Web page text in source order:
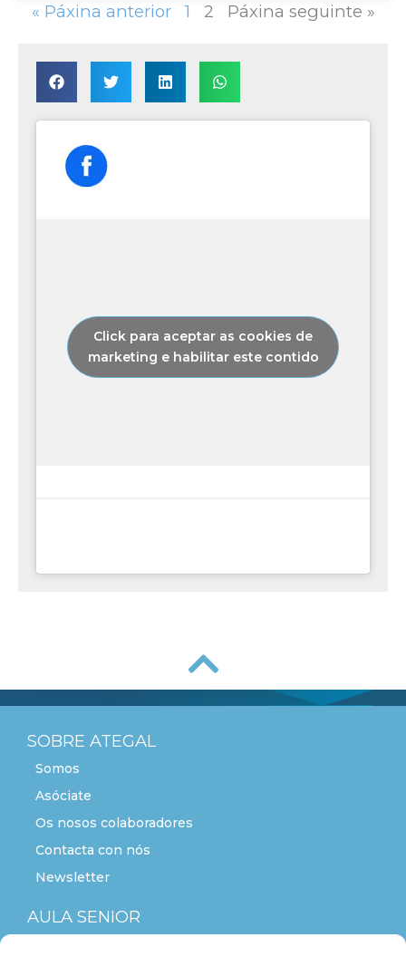
« Páxina anterior 1 2 Páxina seguinte »
Click para aceptar as cookies de
marketing e habilitar este contido
SOBRE ATEGAL
Somos
Asóciate
Os nosos colaboradores
Contacta con nós
Newsletter
AULA SENIOR